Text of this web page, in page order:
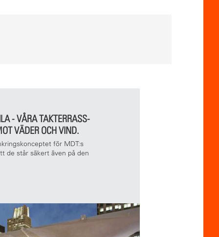
- VÅRA TAKTERRASS-
VÄDER OCH VIND.
för MDT:s
de står säkert även på den